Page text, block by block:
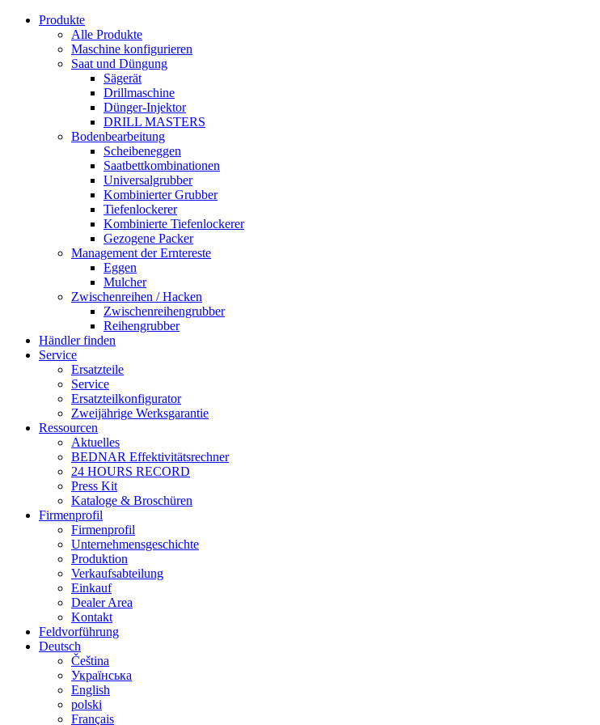
Produkte
Alle Produkte
Maschine konfigurieren
Saat und Düngung
Sägerät
Drillmaschine
Dünger-Injektor
DRILL MASTERS
Bodenbearbeitung
Scheibeneggen
Saatbettkombinationen
Universalgrubber
Kombinierter Grubber
Tiefenlockerer
Kombinierte Tiefenlockerer
Gezogene Packer
Management der Erntereste
Eggen
Mulcher
Zwischenreihen / Hacken
Zwischenreihengrubber
Reihengrubber
Händler finden
Service
Ersatzteile
Service
Ersatzteilkonfigurator
Zweijährige Werksgarantie
Ressourcen
Aktuelles
BEDNAR Effektivitätsrechner
24 HOURS RECORD
Press Kit
Kataloge & Broschüren
Firmenprofil
Firmenprofil
Unternehmensgeschichte
Produktion
Verkaufsabteilung
Einkauf
Dealer Area
Kontakt
Feldvorführung
Deutsch
Čeština
Українська
English
polski
Français